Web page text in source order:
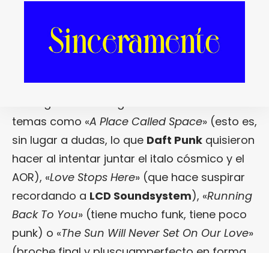
sesión de buen disco house de finales de los
80: de la pérdida de importancia del
protagonismo al continuo, al conjunto
temas como «A Place Called Space» (esto es,
sin lugar a dudas, lo que Daft Punk quisieron
hacer al intentar juntar el italo cósmico y el
AOR), «Love Stops Here» (que hace suspirar
recordando a LCD Soundsystem), «Running
Back To You» (tiene mucho funk, tiene poco
punk) o «The Sun Will Never Set On Our Love»